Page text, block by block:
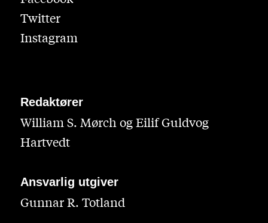
Twitter
Instagram
Redaktører
William S. Mørch og Eilif Guldvog
Hartvedt
Ansvarlig utgiver
Gunnar R. Totland